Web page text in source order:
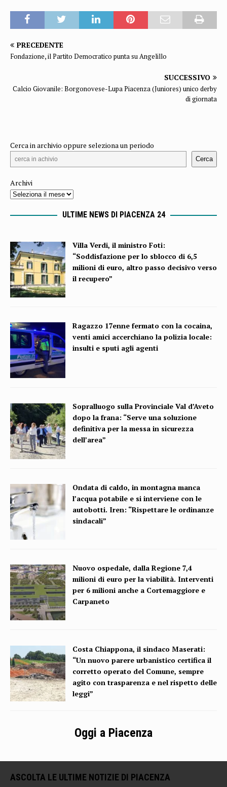
PRECEDENTE
Fondazione, il Partito Democratico punta su Angelillo
SUCCESSIVO
Calcio Giovanile: Borgonovese-Lupa Piacenza (Juniores) unico derby
di giornata
Cerca in archivio oppure seleziona un periodo
Cerca
Archivi
ULTIME NEWS DI PIACENZA 24
Villa Verdi, il ministro Foti:
“Soddisfazione per lo sblocco di 6,5
milioni di euro, altro passo decisivo verso
il recupero”
Ragazzo 17enne fermato con la cocaina,
venti amici accerchiano la polizia locale:
insulti e sputi agli agenti
Sopralluogo sulla Provinciale Val d’Aveto
dopo la frana: “Serve una soluzione
definitiva per la messa in sicurezza
dell’area”
Ondata di caldo, in montagna manca
l’acqua potabile e si interviene con le
autobotti. Iren: “Rispettare le ordinanze
sindacali”
Nuovo ospedale, dalla Regione 7,4
milioni di euro per la viabilità. Interventi
per 6 milioni anche a Cortemaggiore e
Carpaneto
Costa Chiappona, il sindaco Maserati:
“Un nuovo parere urbanistico certifica il
corretto operato del Comune, sempre
agito con trasparenza e nel rispetto delle
leggi”
Oggi a Piacenza
ASCOLTA LE ULTIME NOTIZIE DI PIACENZA